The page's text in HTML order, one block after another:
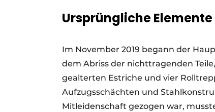
Ursprüngliche
Im November 2019 begann der
dem Abriss der nichttragenden
gealterten Estriche und vier
Aufzugsschächten und
Mitleidenschaft gezogen war,